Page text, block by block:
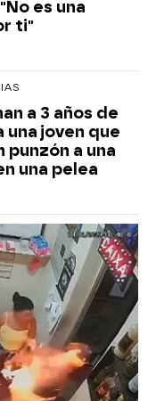
es una
ti"
a 3 años de
una joven que
punzón a una
una pelea